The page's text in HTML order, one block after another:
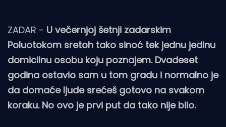
ZADAR - U večernjoj šetnji zadarskim
Poluotokom sretoh tako sinoć tek jednu jedinu
domicilnu osobu koju poznajem. Dvadeset
godina ostavio sam u tom gradu i normalno je
da domaće ljude srećeš gotovo na svakom
koraku. No ovo je prvi put da tako nije bilo.